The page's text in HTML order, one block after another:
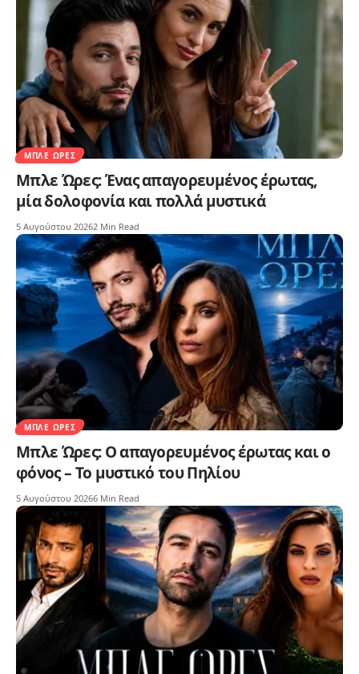
ΜΠΛΕ ΏΡΕΣ
Μπλε Ώρες: Ένας απαγορευμένος έρωτας,
μία δολοφονία και πολλά μυστικά
5 Αυγούστου 20262 Min Read
ΜΠΛΕ ΏΡΕΣ
Μπλε Ώρες: Ο απαγορευμένος έρωτας και ο
φόνος – Το μυστικό του Πηλίου
5 Αυγούστου 20266 Min Read